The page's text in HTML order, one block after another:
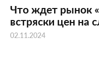
Что ждет рынок
встряски цен на
02.11.2024